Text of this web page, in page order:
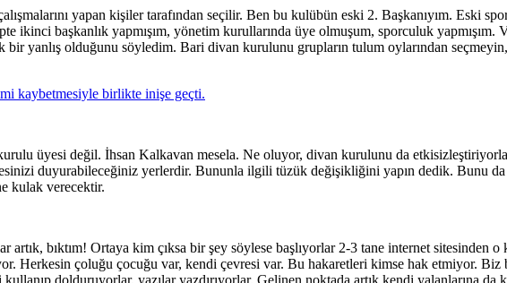
yapan kişiler tarafından seçilir. Ben bu kulübün eski 2. Başkanıyım. Eski
ikinci başkanlık yapmışım, yönetim kurullarında üye olmuşum, sporculuk
bir yanlış olduğunu söyledim. Bari divan kurulunu grupların tulum oylarından
kaybetmesiyle birlikte inişe geçti.
üyesi değil. İhsan Kalkavan mesela. Ne oluyor, divan kurulunu da
duyurabileceğiniz yerlerdir. Bununla ilgili tüzük değişikliğini yapın dedik. Bunu
kulak verecektir.
artık, bıktım! Ortaya kim çıksa bir şey söylese başlıyorlar 2-3 tane internet sitesinden
Herkesin çoluğu çocuğu var, kendi çevresi var. Bu hakaretleri kimse hak etmiyor. Biz
dolduruyorlar, yazılar yazdırıyorlar. Gelinen noktada artık kendi yalanlarına da